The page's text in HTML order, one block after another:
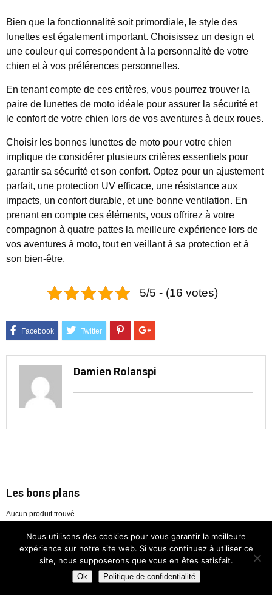
Bien que la fonctionnalité soit primordiale, le style des
lunettes est également important. Choisissez un design et
une couleur qui correspondent à la personnalité de votre
chien et à vos préférences personnelles.
En tenant compte de ces critères, vous pourrez trouver la
paire de lunettes de moto idéale pour assurer la sécurité et
le confort de votre chien lors de vos aventures à deux roues.
Choisir les bonnes lunettes de moto pour votre chien
implique de considérer plusieurs critères essentiels pour
garantir sa sécurité et son confort. Optez pour un ajustement
parfait, une protection UV efficace, une résistance aux
impacts, un confort durable, et une bonne ventilation. En
prenant en compte ces éléments, vous offrirez à votre
compagnon à quatre pattes la meilleure expérience lors de
vos aventures à moto, tout en veillant à sa protection et à
son bien-être.
5/5 - (16 votes)
Damien Rolanspi
Les bons plans
Aucun produit trouvé.
2026 - cherrydog.fr -Contact-Mentions légales-CGU-
Nous utilisons des cookies pour vous garantir la meilleure
expérience sur notre site web. Si vous continuez à utiliser ce
site, nous supposerons que vous en êtes satisfait.
Ok Politique de confidentialité